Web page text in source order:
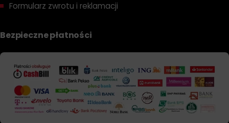
Formularz zwrotu i reklamacji
Bezpieczne płatności